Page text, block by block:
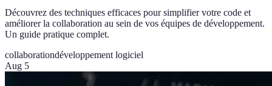
Découvrez des techniques efficaces pour simplifier votre code et
améliorer la collaboration au sein de vos équipes de développement.
Un guide pratique complet.
collaborationdéveloppement logiciel
Aug 5